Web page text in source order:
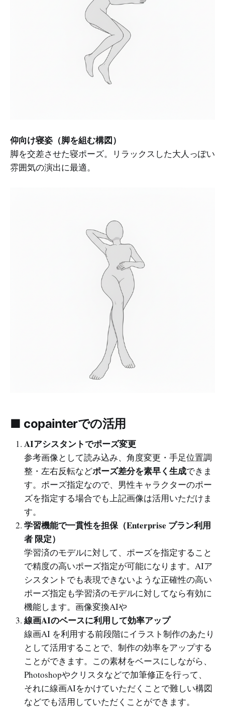
仰向け寝姿（脚を組む構図）
脚を交差させた寝ポーズ。リラックスした大人っぽい
雰囲気の演出に最適。
■ copainterでの活用
AIアシスタントでポーズ変更
参考画像として読み込み、角度変更・手足位置調
整・左右反転などポーズ差分を素早く生成できま
す。ポーズ指定なので、男性キャラクターのポー
ズを指定する場合でも上記画像は活用いただけま
す。
学習機能で一貫性を担保（Enterprise プラン利用
者 限定）
学習済のモデルに対して、ポーズを指定すること
で精度の高いポーズ指定が可能になります。AIア
シスタントでも表現できないような正確性の高い
ポーズ指定も学習済のモデルに対してなら有効に
機能します。画像変換AIや
線画AIのベースに利用して効率アップ
線画AI を利用する前段階にイラスト制作のあたり
として活用することで、制作の効率をアップする
ことができます。この素材をベースにしながら、
Photoshopやクリスタなどで加筆修正を行って、
それに線画AIをかけていただくことで難しい構図
などでも活用していただくことができます。